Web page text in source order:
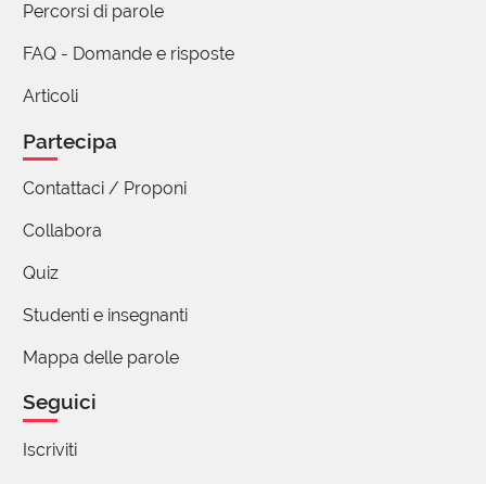
Percorsi di parole
FAQ - Domande e risposte
Articoli
Partecipa
Contattaci / Proponi
Collabora
Quiz
Studenti e insegnanti
Mappa delle parole
Seguici
Iscriviti